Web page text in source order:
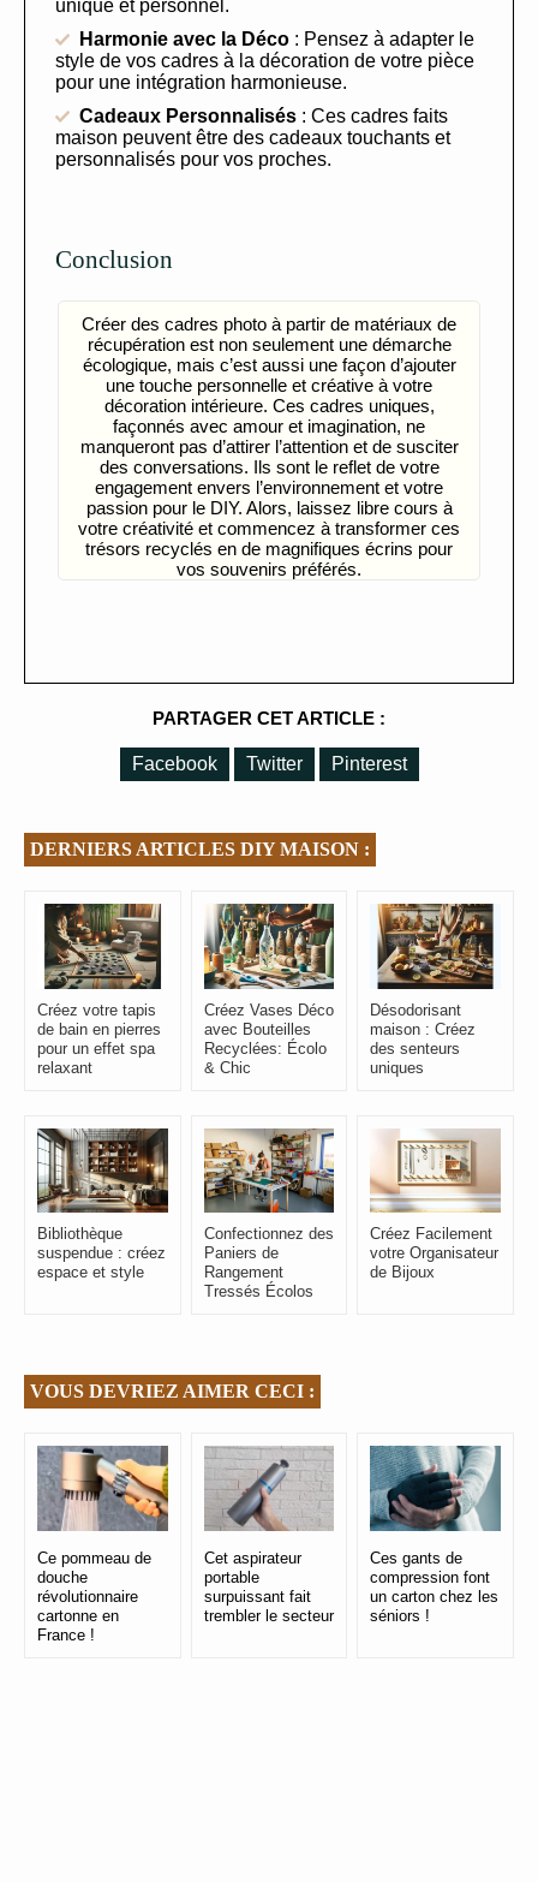
unique et personnel.
Harmonie avec la Déco : Pensez à adapter le
style de vos cadres à la décoration de votre pièce
pour une intégration harmonieuse.
Cadeaux Personnalisés : Ces cadres faits
maison peuvent être des cadeaux touchants et
personnalisés pour vos proches.
Conclusion
Créer des cadres photo à partir de matériaux de
récupération est non seulement une démarche
écologique, mais c’est aussi une façon d’ajouter
une touche personnelle et créative à votre
décoration intérieure. Ces cadres uniques,
façonnés avec amour et imagination, ne
manqueront pas d’attirer l’attention et de susciter
des conversations. Ils sont le reflet de votre
engagement envers l’environnement et votre
passion pour le DIY. Alors, laissez libre cours à
votre créativité et commencez à transformer ces
trésors recyclés en de magnifiques écrins pour
vos souvenirs préférés.
PARTAGER CET ARTICLE :
Facebook Twitter Pinterest
DERNIERS ARTICLES DIY MAISON :
Créez votre tapis
de bain en pierres
pour un effet spa
relaxant
Créez Vases Déco
avec Bouteilles
Recyclées: Écolo
& Chic
Désodorisant
maison : Créez
des senteurs
uniques
Bibliothèque
suspendue : créez
espace et style
Confectionnez des
Paniers de
Rangement
Tressés Écolos
Créez Facilement
votre Organisateur
de Bijoux
VOUS DEVRIEZ AIMER CECI :
Ce pommeau de
douche
révolutionnaire
cartonne en
France !
Cet aspirateur
portable
surpuissant fait
trembler le secteur
Ces gants de
compression font
un carton chez les
séniors !